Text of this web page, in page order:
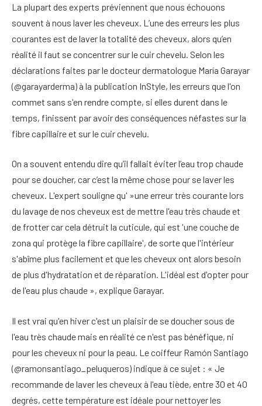
La plupart des experts préviennent que nous échouons
souvent à nous laver les cheveux. L’une des erreurs les plus
courantes est de laver la totalité des cheveux, alors qu’en
réalité il faut se concentrer sur le cuir chevelu. Selon les
déclarations faites par le docteur dermatologue María Garayar
(@garayarderma) à la publication InStyle, les erreurs que l'on
commet sans s'en rendre compte, si elles durent dans le
temps, finissent par avoir des conséquences néfastes sur la
fibre capillaire et sur le cuir chevelu.
On a souvent entendu dire qu’il fallait éviter l’eau trop chaude
pour se doucher, car c’est la même chose pour se laver les
cheveux. L'expert souligne qu' »une erreur très courante lors
du lavage de nos cheveux est de mettre l'eau très chaude et
de frotter car cela détruit la cuticule, qui est 'une couche de
zona qui protège la fibre capillaire', de sorte que l'intérieur
s'abîme plus facilement et que les cheveux ont alors besoin
de plus d'hydratation et de réparation. L'idéal est d'opter pour
de l'eau plus chaude », explique Garayar.
Il est vrai qu'en hiver c'est un plaisir de se doucher sous de
l'eau très chaude mais en réalité ce n'est pas bénéfique, ni
pour les cheveux ni pour la peau. Le coiffeur Ramón Santiago
(@ramonsantiago_peluqueros) indique à ce sujet : « Je
recommande de laver les cheveux à l'eau tiède, entre 30 et 40
degrés, cette température est idéale pour nettoyer les